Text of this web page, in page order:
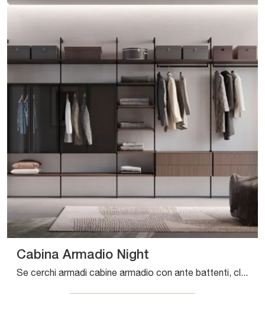
Cabina Armadio Night
Se cerchi armadi cabine armadio con ante battenti, clicca e scopri l'armadio Cabina Armadio Night di Nardi Interni in melaminico.